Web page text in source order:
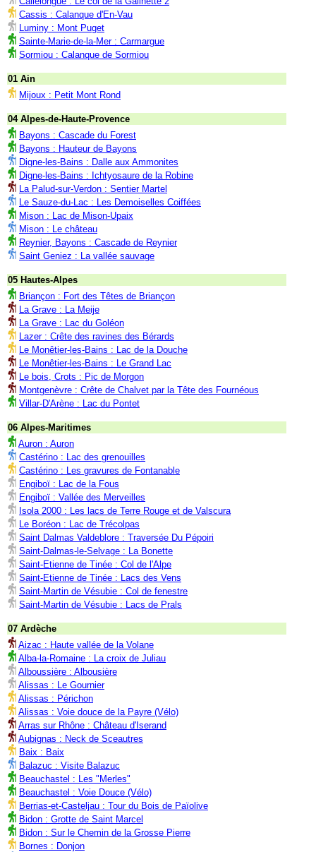
Cassis : Calanque d'En-Vau
Luminy : Mont Puget
Sainte-Marie-de-la-Mer : Carmargue
Sormiou : Calanque de Sormiou
01 Ain
Mijoux : Petit Mont Rond
04 Alpes-de-Haute-Provence
Bayons : Cascade du Forest
Bayons : Hauteur de Bayons
Digne-les-Bains : Dalle aux Ammonites
Digne-les-Bains : Ichtyosaure de la Robine
La Palud-sur-Verdon : Sentier Martel
Le Sauze-du-Lac : Les Demoiselles Coiffées
Mison : Lac de Mison-Upaix
Mison : Le château
Reynier, Bayons : Cascade de Reynier
Saint Geniez : La vallée sauvage
05 Hautes-Alpes
Briançon : Fort des Têtes de Briançon
La Grave : La Meije
La Grave : Lac du Goléon
Lazer : Crête des ravines des Bérards
Le Monêtier-les-Bains : Lac de la Douche
Le Monêtier-les-Bains : Le Grand Lac
Le bois, Crots : Pic de Morgon
Montgenèvre : Crête de Chalvet par la Tête des Fournéous
Villar-D'Arène : Lac du Pontet
06 Alpes-Maritimes
Auron : Auron
Castérino : Lac des grenouilles
Castérino : Les gravures de Fontanable
Engiboï : Lac de la Fous
Engiboï : Vallée des Merveilles
Isola 2000 : Les lacs de Terre Rouge et de Valscura
Le Boréon : Lac de Trécolpas
Saint Dalmas Valdeblore : Traversée Du Pépoiri
Saint-Dalmas-le-Selvage : La Bonette
Saint-Etienne de Tinée : Col de l'Alpe
Saint-Etienne de Tinée : Lacs des Vens
Saint-Martin de Vésubie : Col de fenestre
Saint-Martin de Vésubie : Lacs de Prals
07 Ardèche
Aizac : Haute vallée de la Volane
Alba-la-Romaine : La croix de Juliau
Alboussière : Albousière
Alissas : Le Gournier
Alissas : Périchon
Alissas : Voie douce de la Payre (Vélo)
Arras sur Rhône : Château d'Iserand
Aubignas : Neck de Sceautres
Baix : Baix
Balazuc : Visite Balazuc
Beauchastel : Les "Merles"
Beauchastel : Voie Douce (Vélo)
Berrias-et-Casteljau : Tour du Bois de Païolive
Bidon : Grotte de Saint Marcel
Bidon : Sur le Chemin de la Grosse Pierre
Bornes : Donjon